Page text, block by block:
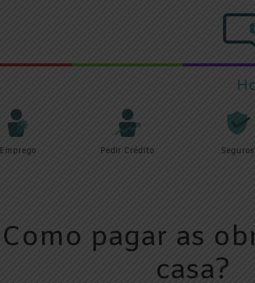
Emprego Pedir Crédito Seguros
Como pagar as
casa?